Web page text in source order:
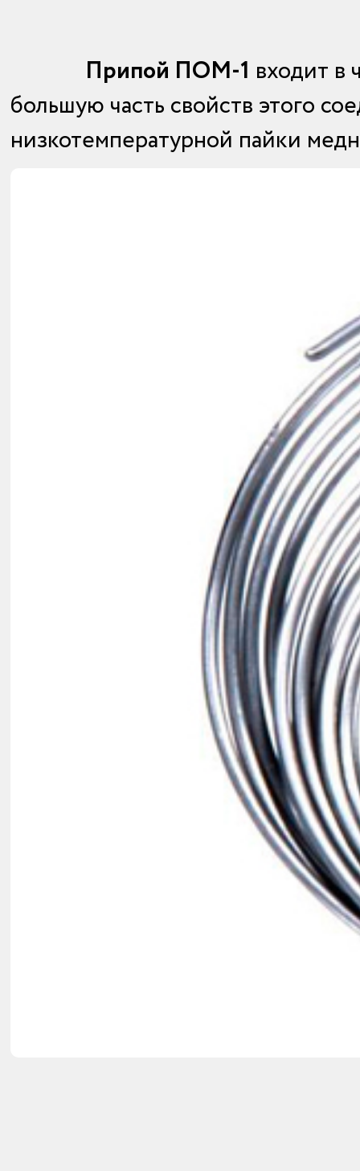
Припой ПОМ-1 входит в
большую часть свойств этого
низкотемпературной пайки